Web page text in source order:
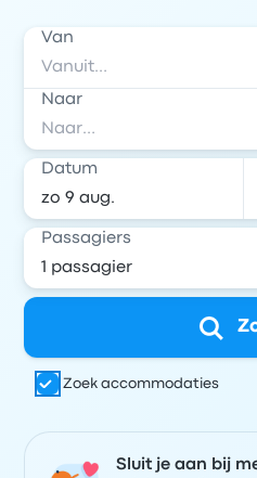
Van
Naar
Datum
Passagiers
Zoek accommodaties
Sluit je aan bij